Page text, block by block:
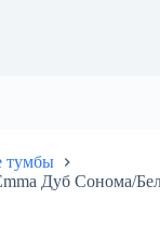
тумбы
Дуб Сонома/